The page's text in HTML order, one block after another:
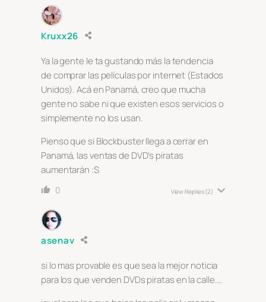
Kruxx26
Ya la gente le ta gustando más la tendencia
de comprar las películas por internet (Estados
Unidos). Acá en Panamá, creo que mucha
gente no sabe ni que existen esos servicios o
simplemente no los usan.
Pienso que si Blockbuster llega a cerrar en
Panamá, las ventas de DVD's piratas
aumentarán :S
0 View Replies(2)
asenav
si lo mas provable es que sea la mejor noticia
para los que venden DVDs piratas en la calle….